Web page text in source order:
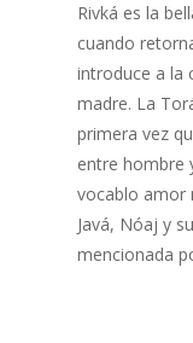
Rivká es la
cuando
introduce a la
madre. La
primera vez
entre hombre
vocablo amor
Javá, Nóaj y
mencionada